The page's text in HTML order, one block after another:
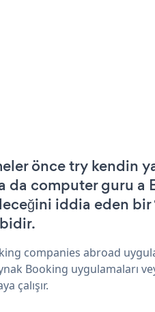
önce try kendin
da computer guru a
iddia eden bir
companies abroad
Booking uygulamaları
çalışır.